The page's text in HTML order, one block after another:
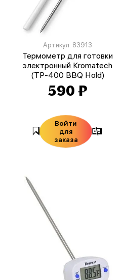
Артикул: 83913
Термометр для готовки
электронный Kromatech
(TP-400 BBQ Hold)
590 ₽
Войти
для
заказа